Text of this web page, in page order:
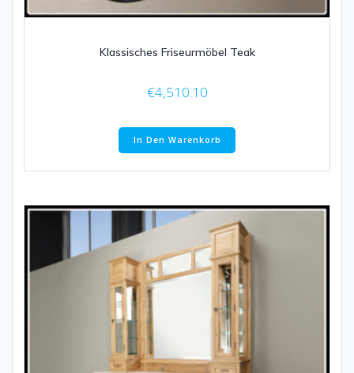
Klassisches Friseurmöbel Teak
€4,510.10
In Den Warenkorb